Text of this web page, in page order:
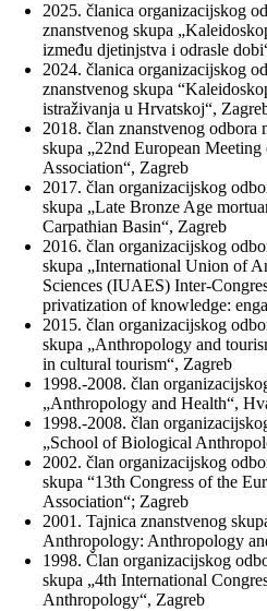
2025. članica organizacijskog
znanstvenog skupa
između djetinjstva i odrasle
2024. članica organizacijskog
znanstvenog skupa
istraživanja u Hrvatskoj“,
2018. član znanstvenog odbora
skupa „22nd European
Association“, Zagreb
2017. član organizacijskog
skupa „Late Bronze Age
Carpathian Basin“, Zagreb
2016. član organizacijskog
skupa „International Union of
Sciences (IUAES) Inter-
privatization of knowledge:
2015. član organizacijskog
skupa „Anthropology and
in cultural tourism“, Zagreb
1998.-2008. član
„Anthropology and Health“,
1998.-2008. član
„School of Biological
2002. član organizacijskog
skupa “13th Congress of the
Association“; Zagreb
2001. Tajnica znanstvenog
Anthropology: Anthropology
1998. Član organizacijskog
skupa „4th International
Anthropology“, Zagreb